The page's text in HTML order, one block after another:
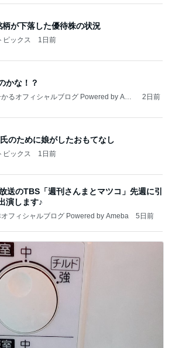
柄が下落した優待株の状況
ピックス 1日前
かな！？
るオフィシャルブログ Powered by Ame
2日前
のために娘がしたおもてなし
ピックス 1日前
送のTBS「週刊さんまとマツコ」先週に引
演します♪
フィシャルブログ Powered by Ameba 5日前